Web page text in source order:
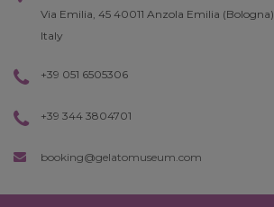
Via Emilia, 45 40011 Anzola Emilia (Bologna)
Italy
+39 051 6505306
+39 344 3804701
booking@gelatomuseum.com